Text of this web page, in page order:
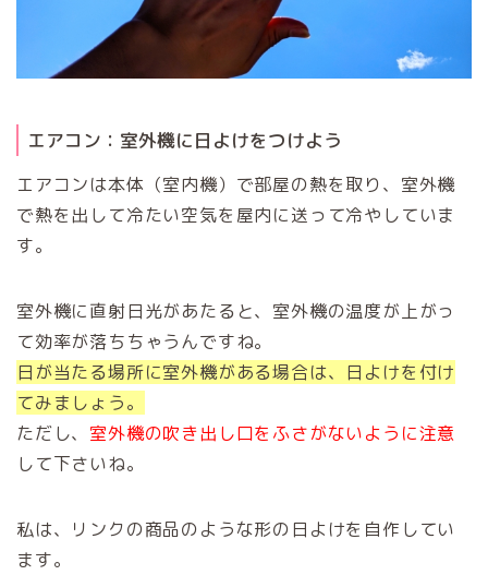
エアコン：室外機に日よけをつけよう
エアコンは本体（室内機）で部屋の熱を取り、室外機
で熱を出して冷たい空気を屋内に送って冷やしていま
す。
室外機に直射日光があたると、室外機の温度が上がっ
て効率が落ちちゃうんですね。
日が当たる場所に室外機がある場合は、日よけを付け
てみましょう。
ただし、 室外機の吹き出し口をふさがないように注意
して下さいね。
私は、リンクの商品のような形の日よけを自作してい
ます。